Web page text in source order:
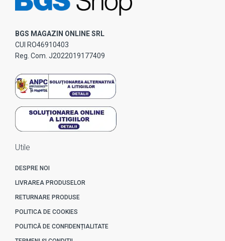
BGS MAGAZIN ONLINE SRL
CUI RO46910403
Reg. Com. J2022019177409
Utile
DESPRE NOI
LIVRAREA PRODUSELOR
RETURNARE PRODUSE
POLITICA DE COOKIES
POLITICĂ DE CONFIDENȚIALITATE